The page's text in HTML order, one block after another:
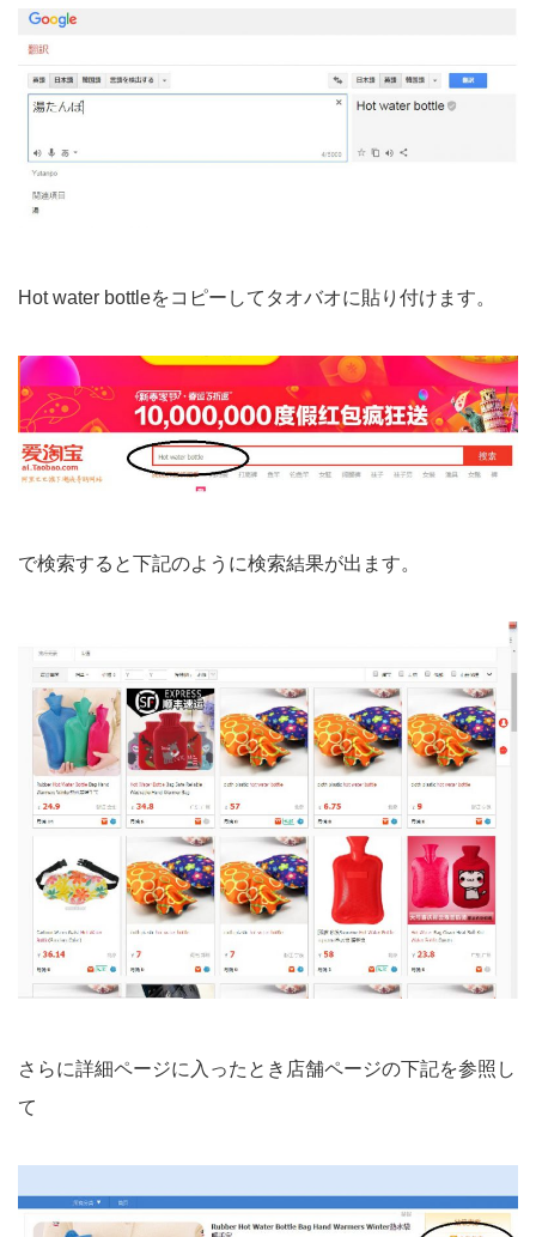
Hot water bottleをコピーしてタオバオに貼り付けます。
で検索すると下記のように検索結果が出ます。
さらに詳細ページに入ったとき店舗ページの下記を参照し
て